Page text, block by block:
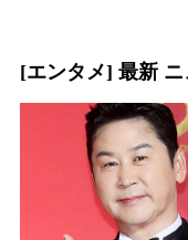
[エンタメ] 最新 ニ